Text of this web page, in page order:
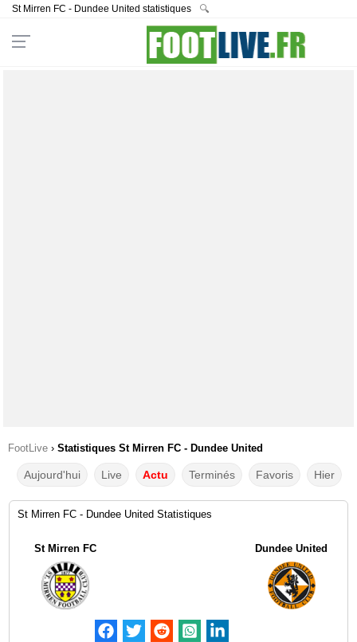
St Mirren FC - Dundee United statistiques 🔍
FootLive › Statistiques St Mirren FC - Dundee United
Aujourd'hui Live Actu Terminés Favoris Hier
St Mirren FC - Dundee United Statistiques
St Mirren FC Dundee United